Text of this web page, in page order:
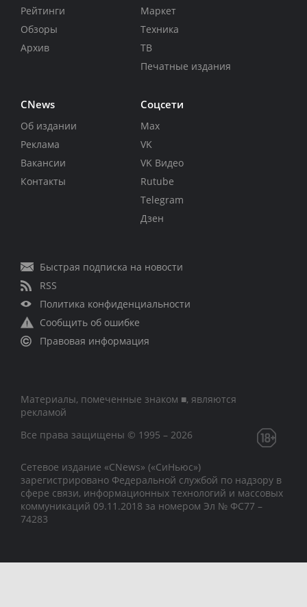
Рейтинги
Обзоры
Архив
Маркет
Техника
ТВ
Печатные издания
CNews
Об издании
Реклама
Вакансии
Контакты
Соцсети
Max
VK
VK Видео
Rutube
Telegram
Дзен
Быстрая подписка на новости
RSS
Политика конфиденциальности
Сообщить об ошибке
Правовая информация
Материалы, помеченные знаком ■, являются
рекламой
Все права защищены © 1995 – 2026
Сетевое издание «CNews» («СиНьюс»)
зарегистрировано Федеральной службой по надзору в
сфере связи, информационных технологий и массовых
коммуникаций 09.11.2018 за номером Эл № ФС77 –
74283